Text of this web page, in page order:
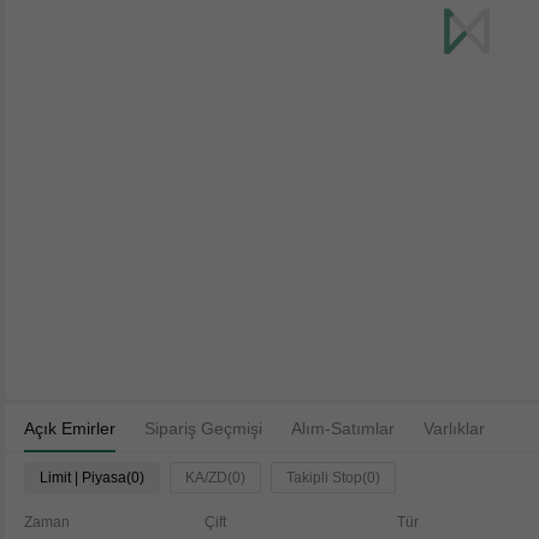
Açık Emirler Sipariş Geçmişi Alım-Satımlar Varlıklar
Limit | Piyasa(0) KA/ZD(0) Takipli Stop(0)
Zaman Çift Tür